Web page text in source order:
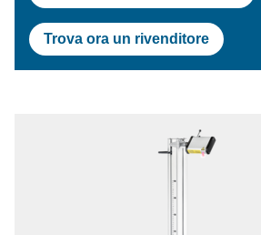
Trova ora un rivenditore